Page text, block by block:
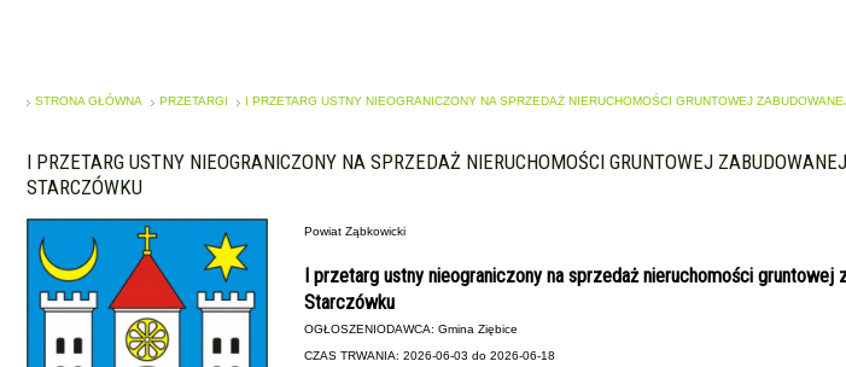
STRONA GŁÓWNA PRZETARGI I PRZETARG USTNY NIEOGRANICZONY NA SPRZEDAŻ NIERUCHOMOŚCI GRUNTOWEJ
I PRZETARG USTNY NIEOGRANICZONY NA SPRZEDAŻ NIERUCHOMOŚCI GRUNTOWEJ
STARCZÓWKU
Powiat Ząbkowicki
I przetarg ustny nieograniczony na sprzedaż nieruchomości gruntowej
Starczówku
OGŁOSZENIODAWCA: Gmina Ziębice
CZAS TRWANIA: 2026-06-03 do 2026-06-18